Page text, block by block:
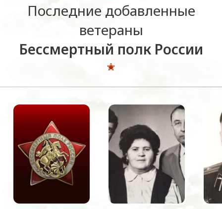
Последние добавленные
ветераны
Бессмертный полк России